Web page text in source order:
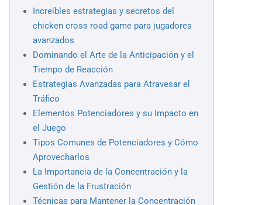
Increíbles estrategias y secretos del
chicken cross road game para jugadores
avanzados
Dominando el Arte de la Anticipación y el
Tiempo de Reacción
Estrategias Avanzadas para Atravesar el
Tráfico
Elementos Potenciadores y su Impacto en
el Juego
Tipos Comunes de Potenciadores y Cómo
Aprovecharlos
La Importancia de la Concentración y la
Gestión de la Frustración
Técnicas para Mantener la Concentración